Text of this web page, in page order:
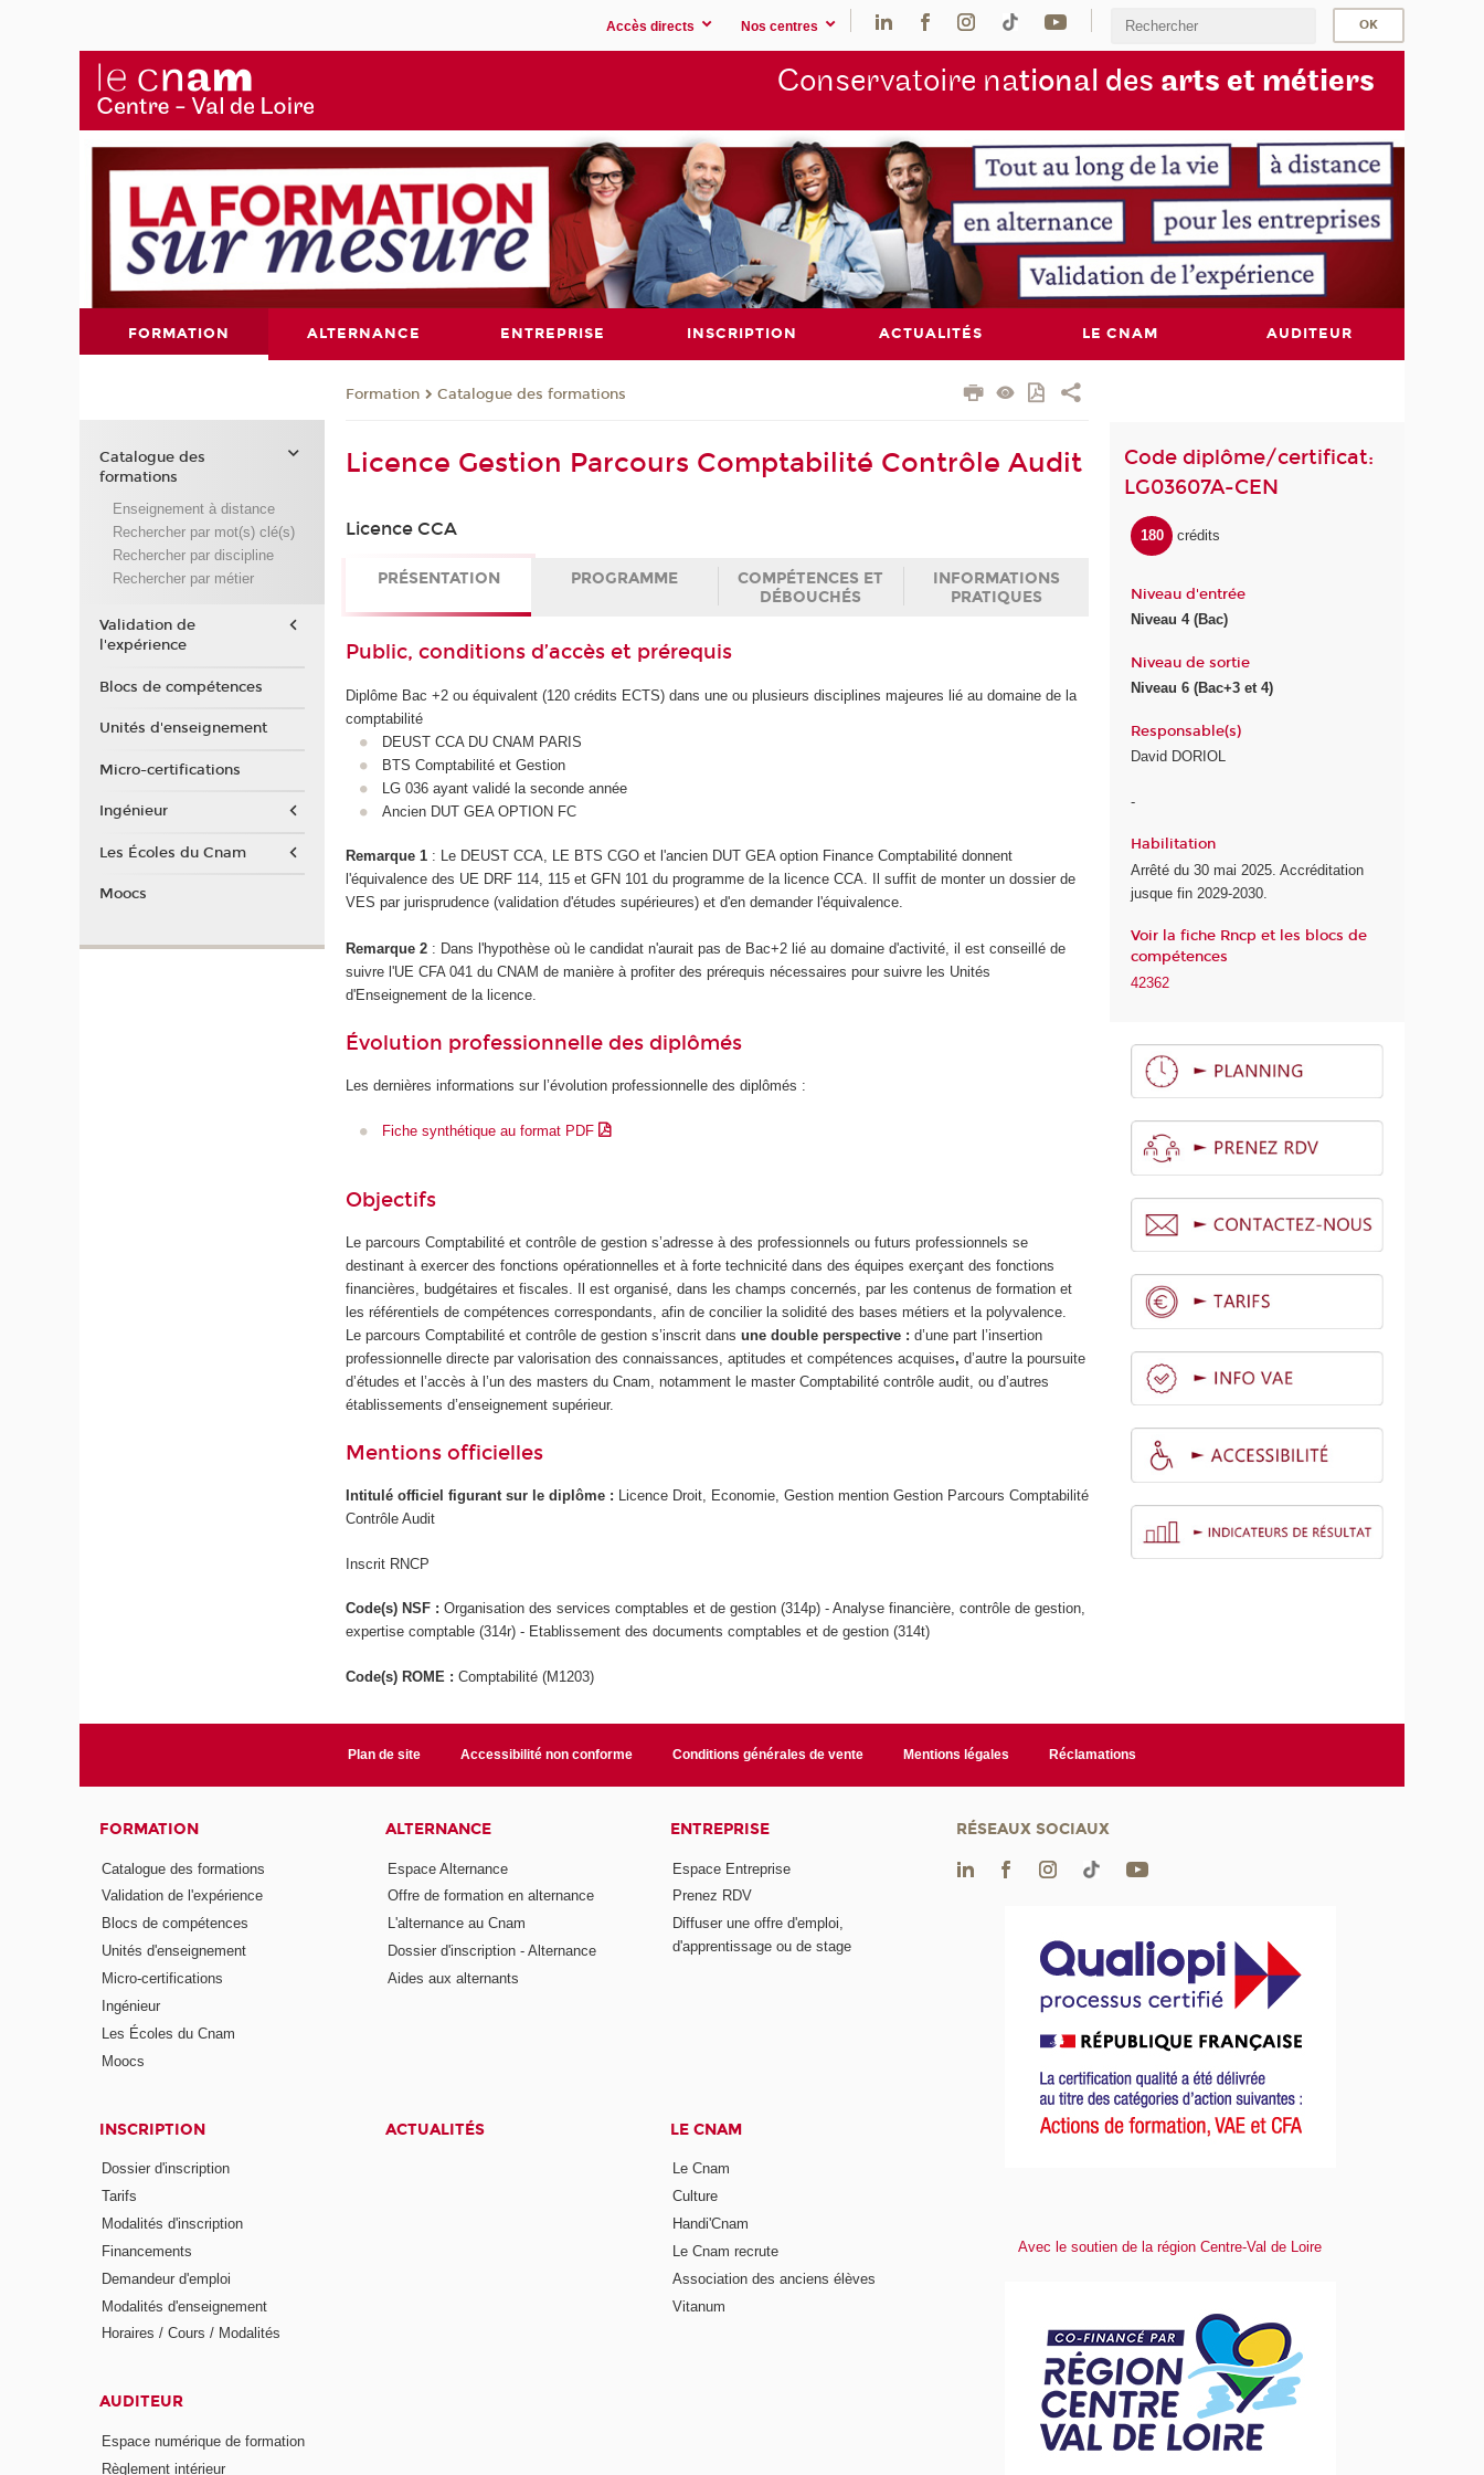
Accès directs Nos centres
Conservatoire national des arts et métiers
FORMATION ALTERNANCE ENTREPRISE INSCRIPTION ACTUALITÉS LE CNAM AUDITEUR
Formation Catalogue des formations
Licence Gestion Parcours Comptabilité Contrôle Audit
Licence CCA
PRÉSENTATION PROGRAMME
COMPÉTENCES ET
DÉBOUCHÉS
INFORMATIONS
PRATIQUES
Public, conditions d’accès et prérequis
Diplôme Bac +2 ou équivalent (120 crédits ECTS) dans une ou plusieurs disciplines majeures lié au domaine de la
comptabilité
DEUST CCA DU CNAM PARIS
BTS Comptabilité et Gestion
LG 036 ayant validé la seconde année
Ancien DUT GEA OPTION FC
Remarque 1 : Le DEUST CCA, LE BTS CGO et l'ancien DUT GEA option Finance Comptabilité donnent
l'équivalence des UE DRF 114, 115 et GFN 101 du programme de la licence CCA. Il suffit de monter un dossier de
VES par jurisprudence (validation d'études supérieures) et d'en demander l'équivalence.
Remarque 2 : Dans l'hypothèse où le candidat n'aurait pas de Bac+2 lié au domaine d'activité, il est conseillé de
suivre l'UE CFA 041 du CNAM de manière à profiter des prérequis nécessaires pour suivre les Unités
d'Enseignement de la licence.
Évolution professionnelle des diplômés
Les dernières informations sur l’évolution professionnelle des diplômés :
Fiche synthétique au format PDF
Objectifs
Le parcours Comptabilité et contrôle de gestion s’adresse à des professionnels ou futurs professionnels se
destinant à exercer des fonctions opérationnelles et à forte technicité dans des équipes exerçant des fonctions
financières, budgétaires et fiscales. Il est organisé, dans les champs concernés, par les contenus de formation et
les référentiels de compétences correspondants, afin de concilier la solidité des bases métiers et la polyvalence.
Le parcours Comptabilité et contrôle de gestion s’inscrit dansune double perspective :d’une part l’insertion
professionnelle directe par valorisation des connaissances, aptitudes et compétences acquises,d’autre la poursuite
d’études et l’accès à l’un des masters du Cnam, notamment le master Comptabilité contrôle audit, ou d’autres
établissements d’enseignement supérieur.
Mentions officielles
Intitulé officiel figurant sur le diplôme : Licence Droit, Economie, Gestion mention Gestion Parcours Comptabilité
Contrôle Audit
Inscrit RNCP
Code(s) NSF :Organisation des services comptables et de gestion (314p) - Analyse financière, contrôle de gestion,
expertise comptable (314r) - Etablissement des documents comptables et de gestion (314t)
Code(s) ROME :Comptabilité (M1203)
Code diplôme/certificat:
LG03607A-CEN
180 crédits
Niveau d'entrée
Niveau 4 (Bac)
Niveau de sortie
Niveau 6 (Bac+3 et 4)
Responsable(s)
David DORIOL
-
Habilitation
Arrêté du 30 mai 2025. Accréditation
jusque fin 2029-2030.
Voir la fiche Rncp et les blocs de
compétences
42362
Catalogue des
formations
Enseignement à distance
Rechercher par mot(s) clé(s)
Rechercher par discipline
Rechercher par métier
Validation de
l'expérience
Blocs de compétences
Unités d'enseignement
Micro-certifications
Ingénieur
Les Écoles du Cnam
Moocs
Plan de site Accessibilité non conforme Conditions générales de vente Mentions légales Réclamations
FORMATION
Catalogue des formations
Validation de l'expérience
Blocs de compétences
Unités d'enseignement
Micro-certifications
Ingénieur
Les Écoles du Cnam
Moocs
ALTERNANCE
Espace Alternance
Offre de formation en alternance
L'alternance au Cnam
Dossier d'inscription - Alternance
Aides aux alternants
ENTREPRISE
Espace Entreprise
Prenez RDV
Diffuser une offre d'emploi,
d'apprentissage ou de stage
INSCRIPTION
Dossier d'inscription
Tarifs
Modalités d'inscription
Financements
Demandeur d'emploi
Modalités d'enseignement
Horaires / Cours / Modalités
ACTUALITÉS LE CNAM
Le Cnam
Culture
Handi'Cnam
Le Cnam recrute
Association des anciens élèves
Vitanum
AUDITEUR
Espace numérique de formation
Règlement intérieur
RÉSEAUX SOCIAUX
Avec le soutien de la région Centre-Val de Loire